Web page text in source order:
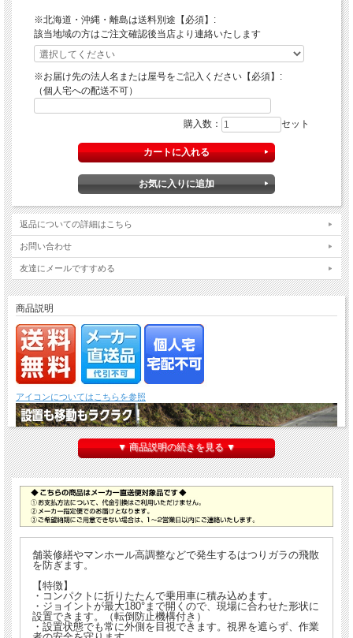
※北海道・沖縄・離島は送料別途【必須】:
該当地域の方はご注文確認後当店より連絡いたします
※お届け先の法人名または屋号をご記入ください【必須】:
（個人宅への配送不可）
購入数： セット
返品についての詳細はこちら
お問い合わせ
友達にメールですすめる
商品説明
アイコンについてはこちらを参照
▼ 商品説明の続きを見る ▼
舗装修繕やマンホール高調整などで発生するはつりガラの飛散
を防ぎます。
【特徴】
・コンパクトに折りたたんで乗用車に積み込めます。
・ジョイントが最大180°まで開くので、現場に合わせた形状に
設置できます。（転倒防止機構付き）
・設置状態でも常に外側を目視できます。視界を遮らず、作業